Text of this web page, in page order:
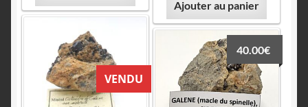
Ajouter au panier
VENDU
40.00€